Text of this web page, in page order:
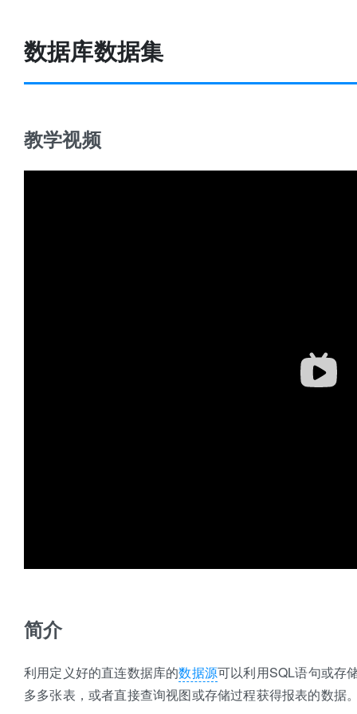
数据库数据集
教学视频
简介
利用定义好的直连数据库的数据源可以利用SQL语句或存
多多张表，或者直接查询视图或存储过程获得报表的数据